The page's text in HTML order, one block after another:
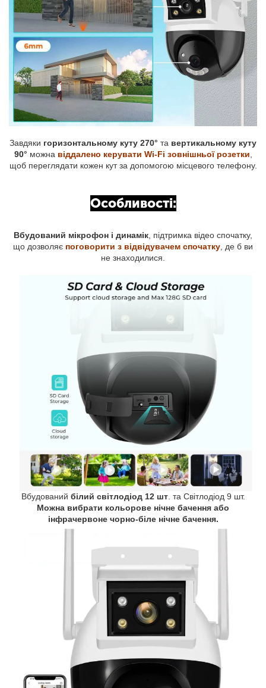
Завдяки горизонтальному куту 270° та вертикальному куту
90° можна віддалено керувати Wi-Fi зовнішньої розетки
щоб переглядати кожен кут за допомогою місцевого телефону.
Особливості:
Вбудований мікрофон і динамік , підтримка відео спочатку,
що дозволяє поговорити з відвідувачем спочатку , де б ви
не знаходилися.
Вбудований білий світлодіод 12 шт. та Світлодіод 9 шт.
Можна вибрати кольорове нічне бачення або
інфрачервоне чорно-біле нічне бачення.